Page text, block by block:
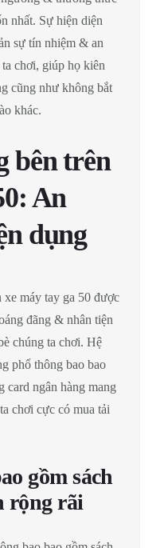
nhất. Sự hiện diện
sự tín nhiệm & an
chơi, giúp họ kiên
cũng như không bắt
khác.
bên trên
An
dụng
máy tay ga 50 được
đãng & nhân tiện
chúng ta chơi. Hệ
phổ thông bao bao
card ngân hàng mang
chơi cực có mua tải
gồm sách
rộng rãi